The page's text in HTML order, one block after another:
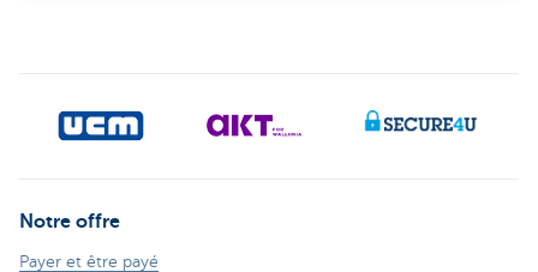
Notre offre
Payer et être payé